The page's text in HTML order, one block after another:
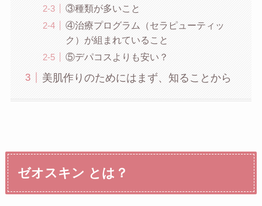
③種類が多いこと
④治療プログラム（セラピューティッ
ク）が組まれていること
⑤デパコスよりも安い？
美肌作りのためにはまず、知ることから
ゼオスキン とは？